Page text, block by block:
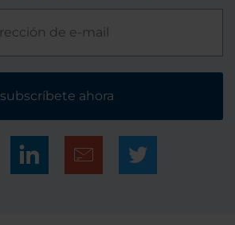
subscríbete ahora